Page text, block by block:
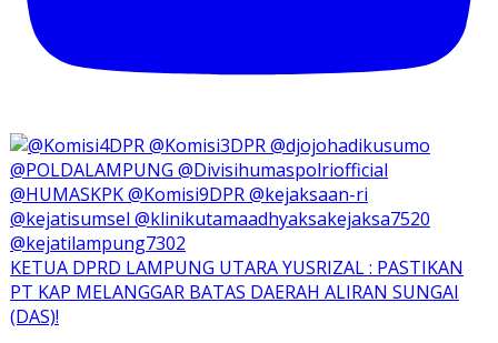
KETUA DPRD LAMPUNG UTARA YUSRIZAL : PASTIKAN
PT KAP MELANGGAR BATAS DAERAH ALIRAN SUNGAI
(DAS)!